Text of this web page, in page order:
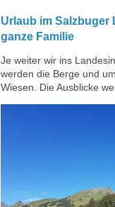
Urlaub im Salzbuger
ganze Familie
Je weiter wir ins
werden die Berge und
Wiesen. Die Ausblicke